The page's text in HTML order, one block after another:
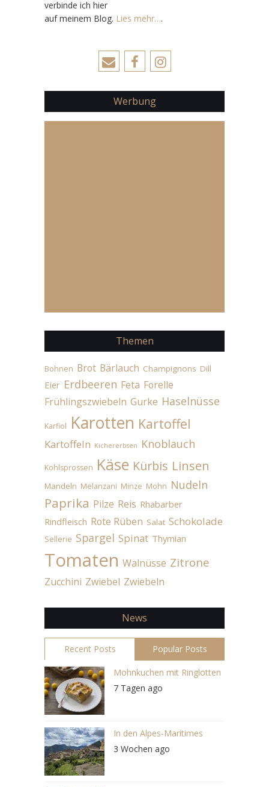
verbinde ich hier
auf meinem Blog. Lies mehr….
Werbung
Themen
Bohnen Brot Bärlauch Champignons Dill
Eier Erdbeeren Feta Forelle
Frühlingszwiebeln Gurke Haselnüsse
Karfiol Karotten Kartoffel
Kartoffeln Kichererbsen Knoblauch
Kohlsprossen Käse Kürbis Linsen
Mandeln Melanzani Minze Mohn Nudeln
Paprika Pilze Reis Rhabarber
Rindfleisch Rote Rüben Salat Schokolade
Sellerie Spargel Spinat Thymian
Tomaten Walnüsse Zitrone
Zucchini Zwiebel Zwiebeln
News
Recent Posts Popular Posts
Mohnkuchen mit Ringlotten
7 Tagen ago
In den Alpes-Maritimes
3 Wochen ago